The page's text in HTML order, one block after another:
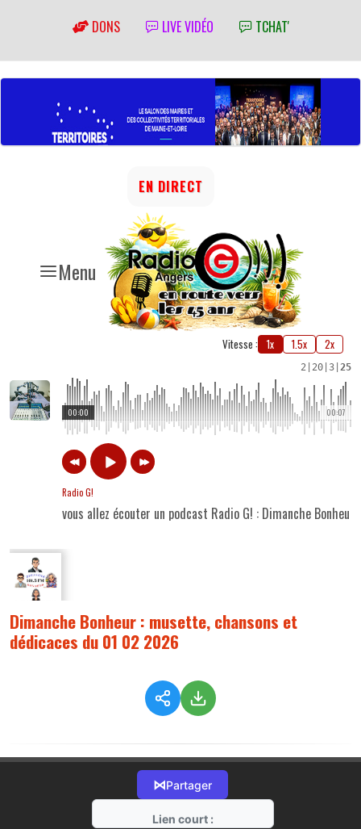
DONS LIVE VIDÉO TCHAT'
Menu
EN DIRECT
Vitesse : 1x 1.5x 2x
2 20 3 25
00:07
00:00
Radio G!
vous allez écouter un podcast Radio G! : Dimanche
Dimanche Bonheur : musette, chansons et
dédicaces du 01 02 2026
⋈Partager
Lien court :